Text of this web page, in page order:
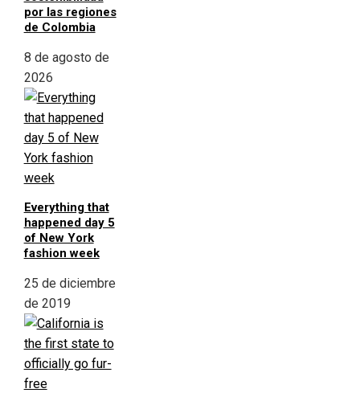
por las regiones
de Colombia
8 de agosto de
2026
Everything that
happened day 5
of New York
fashion week
25 de diciembre
de 2019